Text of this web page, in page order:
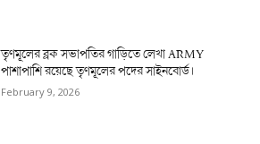
তৃণমূলের ব্লক সভাপতির গাড়িতে লেখা ARMY
পাশাপাশি রয়েছে তৃণমূলের পদের সাইনবোর্ড।
February 9, 2026